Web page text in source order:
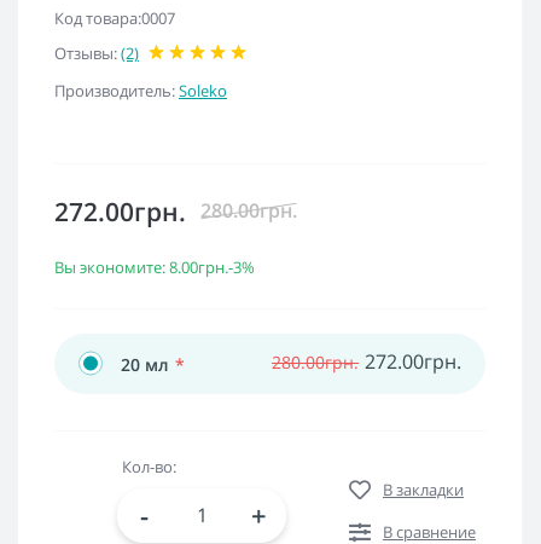
Код товара:0007
Отзывы:(2)
Производитель:Soleko
272.00грн. 280.00грн.
Вы экономите:8.00грн.-3%
20 мл * 280.00грн. 272.00грн.
Кол-во:
- +
В закладки
В сравнение